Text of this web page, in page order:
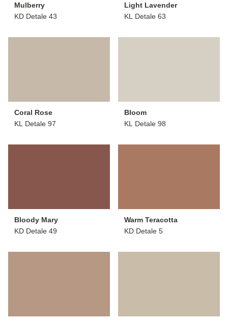
Mulberry
KD Detale 43
Light Lavender
KL Detale 63
Coral Rose
KL Detale 97
Bloom
KL Detale 98
Bloody Mary
KD Detale 49
Warm Teracotta
KD Detale 5